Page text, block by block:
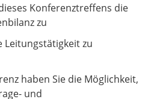
Konferenztreffens die
zu
Leitungstätigkeit zu
haben Sie die Möglichkeit,
und